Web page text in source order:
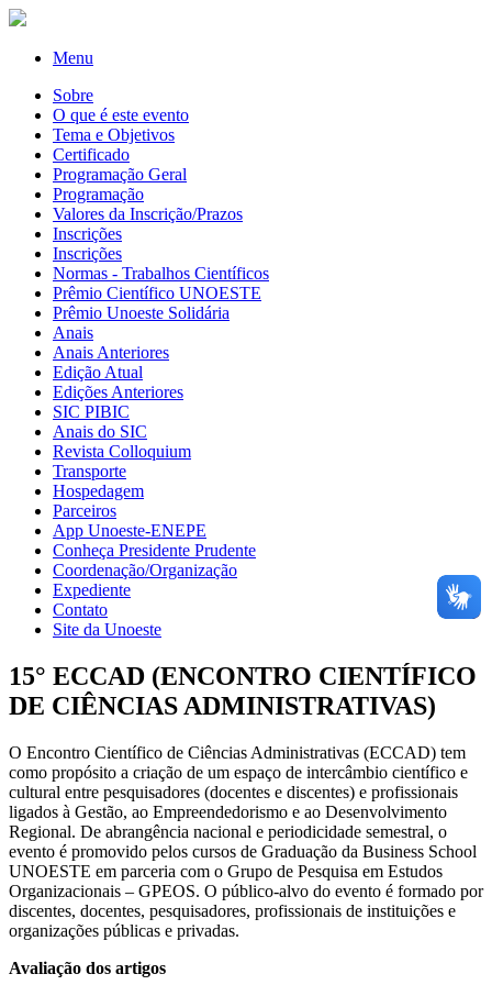
Menu
Sobre
O que é este evento
Tema e Objetivos
Certificado
Programação Geral
Programação
Valores da Inscrição/Prazos
Inscrições
Inscrições
Normas - Trabalhos Científicos
Prêmio Científico UNOESTE
Prêmio Unoeste Solidária
Anais
Anais Anteriores
Edição Atual
Edições Anteriores
SIC PIBIC
Anais do SIC
Revista Colloquium
Transporte
Hospedagem
Parceiros
App Unoeste-ENEPE
Conheça Presidente Prudente
Coordenação/Organização
Expediente
Contato
Site da Unoeste
15° ECCAD (ENCONTRO CIENTÍFICO
DE CIÊNCIAS ADMINISTRATIVAS)
O Encontro Científico de Ciências Administrativas (ECCAD) tem
como propósito a criação de um espaço de intercâmbio científico e
cultural entre pesquisadores (docentes e discentes) e profissionais
ligados à Gestão, ao Empreendedorismo e ao Desenvolvimento
Regional. De abrangência nacional e periodicidade semestral, o
evento é promovido pelos cursos de Graduação da Business School
UNOESTE em parceria com o Grupo de Pesquisa em Estudos
Organizacionais – GPEOS. O público-alvo do evento é formado por
discentes, docentes, pesquisadores, profissionais de instituições e
organizações públicas e privadas.
Avaliação dos artigos